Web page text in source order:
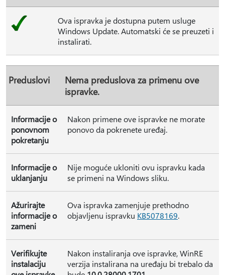
Ova ispravka je dostupna putem usluge
Windows Update. Automatski će se preuzeti i
instalirati.
Preduslovi
Nema preduslova za primenu ove
ispravke.
Informacije o
ponovnom
pokretanju
Nakon primene ove ispravke ne morate
ponovo da pokrenete uređaj.
Informacije o
uklanjanju
Nije moguće ukloniti ovu ispravku kada
se primeni na Windows sliku.
Ažurirajte
informacije o
zameni
Ova ispravka zamenjuje prethodno
objavljenu ispravku KB5078169.
Verifikujte
instalaciju
Nakon instaliranja ove ispravke, WinRE
verzija instalirana na uređaju bi trebalo da